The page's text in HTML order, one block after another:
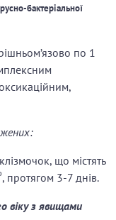
бактеріальної
по 1
що містять
, протягом 3-7 днів.
віку з явищами